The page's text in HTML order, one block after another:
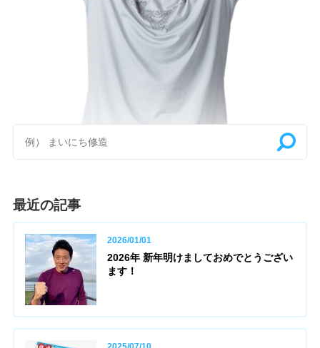
最近の記事
2026/01/01
2026年 新年明けましておめでとうござい
ます！